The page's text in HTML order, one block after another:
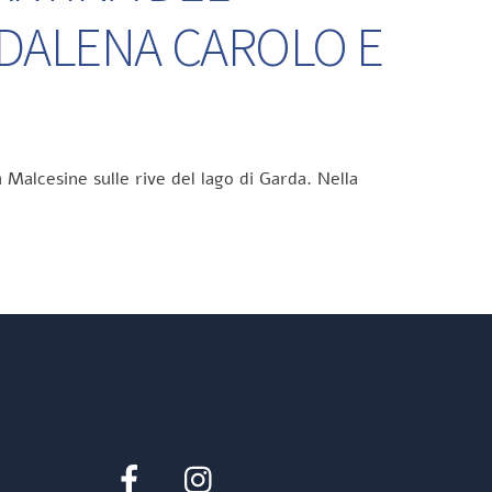
CAROLO E
sulle rive del lago di Garda. Nella
Facebook